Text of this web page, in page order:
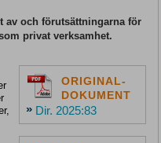
av och förutsättningarna för
privat verksamhet.
ORIGINAL-
DOKUMENT
» Dir. 2025:83